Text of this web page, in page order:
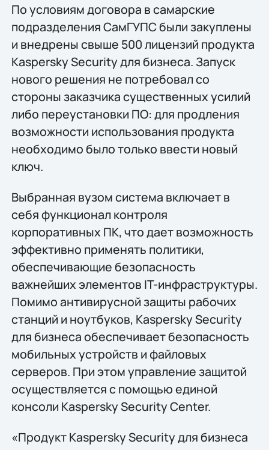
По условиям договора в самарские
подразделения СамГУПС были закуплены
и внедрены свыше 500 лицензий продукта
Kaspersky Security для бизнеса. Запуск
нового решения не потребовал со
стороны заказчика существенных усилий
либо переустановки ПО: для продления
возможности использования продукта
необходимо было только ввести новый
ключ.
Выбранная вузом система включает в
себя функционал контроля
корпоративных ПК, что дает возможность
эффективно применять политики,
обеспечивающие безопасность
важнейших элементов IT-инфраструктуры.
Помимо антивирусной защиты рабочих
станций и ноутбуков, Kaspersky Security
для бизнеса обеспечивает безопасность
мобильных устройств и файловых
серверов. При этом управление защитой
осуществляется с помощью единой
консоли Kaspersky Security Center.
«Продукт Kaspersky Security для бизнеса